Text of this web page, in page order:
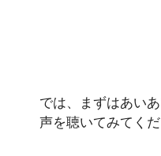
では、まずはあい
声を聴いてみてくだ